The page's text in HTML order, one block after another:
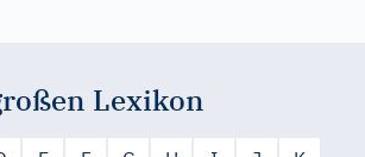
Lexikon